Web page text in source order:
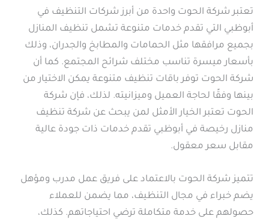
تعتبر شركة الحوت واحدة من أبرز شركات التنظيف في
أبوظبي التي تقدم خدمات متنوعة تشمل تنظيف المنازل
بجميع مرافقها مثل الحمامات والمطابخ والجدران، وذلك
بأسعار ميسرة تناسب مختلف شرائح المجتمع. كما أن
شركة الحوت توفر باقات تنظيف متنوعة يمكن الاختيار من
بينها وفقًا لحاجة العميل وميزانيته. لذلك، فإن شركة
الحوت تعتبر الخيار الأمثل لمن يبحث عن شركة تنظيف
منازل رخيصة في أبوظبي تقدم خدمات ذات جودة عالية
مقابل سعر معقول.
تتميز شركة الحوت بالاعتماد على فريق عمل مدرب ومؤهل
يضم خبراء في مجال التنظيف، مما يضمن للعملاء
حصولهم على خدمة متكاملة ترضي احتياجاتهم. كذلك،